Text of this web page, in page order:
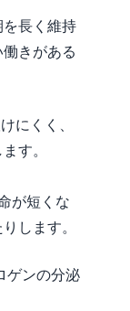
長く維持
きがある
にくく、
す。
が短くな
します。
ゲンの分泌